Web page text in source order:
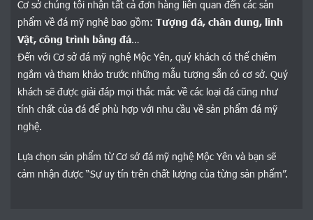
Cơ sở chúng tôi nhận tất cả đơn hàng liên quan đến các sản
phẩm về đá mỹ nghệ bao gồm: Tượng đá, chân dung, linh
Vật, công trình bằng đá…
Đến với Cơ sở đá mỹ nghệ Mộc Yên, quý khách có thể chiêm
ngắm và tham khảo trước những mẫu tượng sẵn có cơ sở. Quý
khách sẽ được giải đáp mọi thắc mắc về các loại đá cũng như
tính chất của đá để phù hợp với nhu cầu về sản phẩm đá mỹ
nghệ.
Lựa chọn sản phẩm từ Cơ sở đá mỹ nghệ Mộc Yên và bạn sẽ
cảm nhận được “Sự uy tín trên chất lượng của từng sản phẩm”.